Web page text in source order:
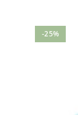
-25%